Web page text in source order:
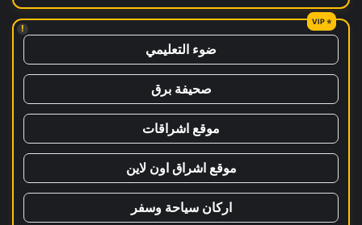
!
ضوء التعليمي
صحيفة برق
موقع اشراقات
موقع اشراق اون لاين
اركان سياحة وسفر